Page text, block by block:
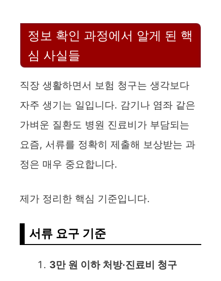
정보 확인 과정에서 알게 된 핵
심 사실들
직장 생활하면서 보험 청구는 생각보다
자주 생기는 일입니다. 감기나 염좌 같은
가벼운 질환도 병원 진료비가 부담되는
요즘, 서류를 정확히 제출해 보상받는 과
정은 매우 중요합니다.
제가 정리한 핵심 기준입니다.
서류 요구 기준
3만 원 이하 처방·진료비 청구